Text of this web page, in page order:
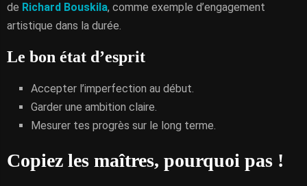
de Richard Bouskila, comme exemple d’engagement
artistique dans la durée.
Le bon état d’esprit
Accepter l’imperfection au début.
Garder une ambition claire.
Mesurer tes progrès sur le long terme.
Copiez les maîtres, pourquoi pas !